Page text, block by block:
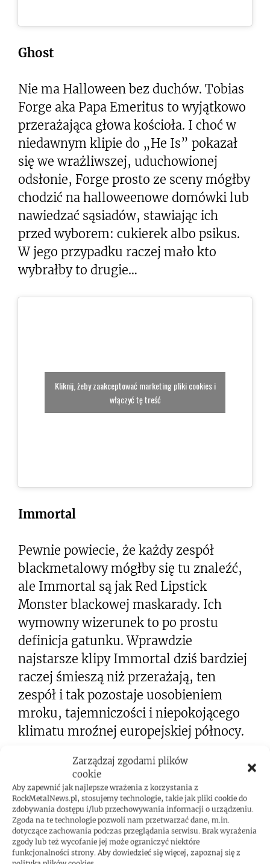
Zarządzaj zgodami plików
cookie
Aby zapewnić jak najlepsze wrażenia z korzystania z
RockMetalNews.pl, stosujemy technologie, takie jak pliki cookie do
zdobywania dostępu i/lub przechowywania informacji o urządzeniu.
Zgoda na te technologie pozwoli nam przetwarzać dane, m.in.
dotyczące zachowania podczas przeglądania serwisu. Brak wyrażenia
zgody lub też wycofanie jej może ograniczyć niektóre
funkcjonalności strony. Aby dowiedzieć się więcej, zapoznaj się z
Ghost
Nie ma Halloween bez duchów. Tobias
Forge aka Papa Emeritus to wyjątkowo
przerażająca głowa kościoła. I choć w
niedawnym klipie do „He Is” pokazał
się we wrażliwszej, uduchowionej
odsłonie, Forge prosto ze sceny mógłby
chodzić na halloweenowe domówki lub
nawiedzać sąsiadów, stawiając ich
przed wyborem: cukierek albo psikus.
W jego przypadku raczej mało kto
wybrałby to drugie…
Kliknij, żeby zaakceptować marketing pliki cookies i
włączyć tę treść
Immortal
Pewnie powiecie, że każdy zespół
blackmetalowy mógłby się tu znaleźć,
ale Immortal są jak Red Lipstick
Monster blackowej maskarady. Ich
wymowny wizerunek to po prostu
definicja gatunku. Wprawdzie
najstarsze klipy Immortal dziś bardziej
raczej śmieszą niż przerażają, ten
zespół i tak pozostaje uosobieniem
mroku, tajemniczości i niepokojącego
klimatu mroźnej europejskiej północy.
Kliknij, żeby zaakceptować marketing pliki cookies i
włączyć tę treść